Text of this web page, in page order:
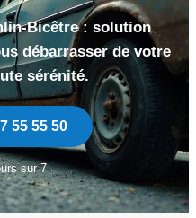
Bicêtre : solution
débarrasser de votre
sérénité.
55 55 50
sur 7